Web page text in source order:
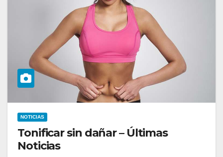
NOTICIAS
Tonificar sin dañar – Últimas
Noticias